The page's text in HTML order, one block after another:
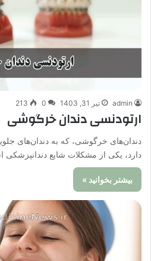
admin تیر 31, 1403 0
213
ارتودنسی دندان خرگوشی
دندان‌های خرگوشی، که به دندان‌های
دارد، یکی از مشکلات شایع
بیشتر بخوانید »